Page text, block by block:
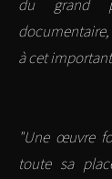
du grand
à cet
"Une œuvre
toute sa